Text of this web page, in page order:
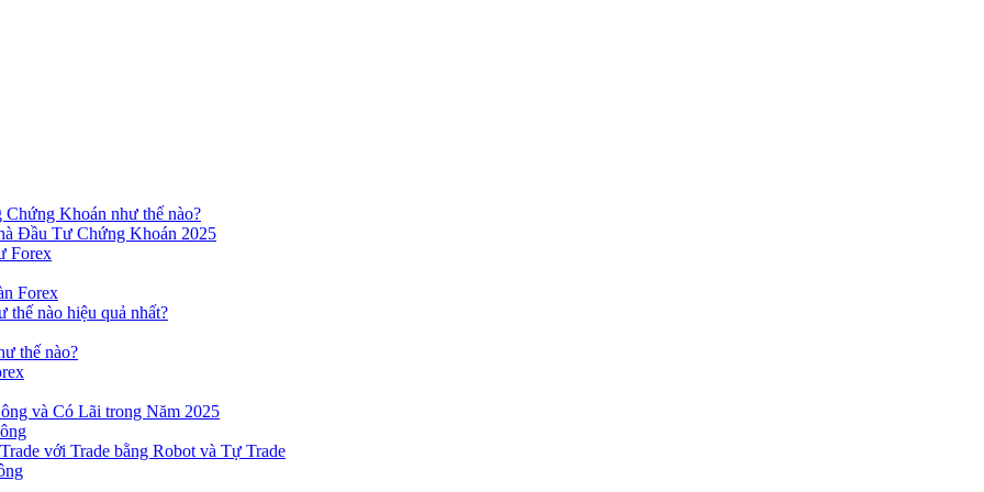
Khoán như thế nào?
Đầu Tư Chứng Khoán 2025
Forex
Forex
nào hiệu quả nhất?
thế nào?
và Có Lãi trong Năm 2025
với Trade bằng Robot và Tự Trade